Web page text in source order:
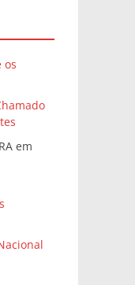
os
em